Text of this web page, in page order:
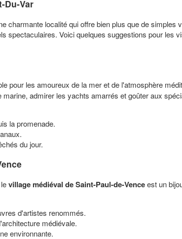
Du-Var
charmante localité qui offre bien plus que de
spectaculaires. Voici quelques suggestions pour les
pour les amoureux de la mer et de l'atmosphère
admirer les yachts amarrés et goûter aux
la promenade.
du jour.
village médiéval de Saint-Paul-de-Venceest un
d'artistes renommés.
médiévale.
environnante.